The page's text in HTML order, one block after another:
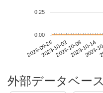
2023-09-262023-10-022023-10-082023-10-14
2023-
0.00
0.25
外部データベー